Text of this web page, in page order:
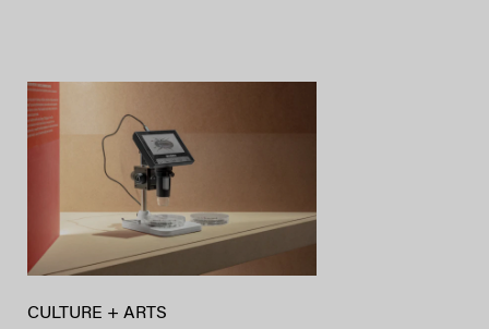
CULTURE + ARTS